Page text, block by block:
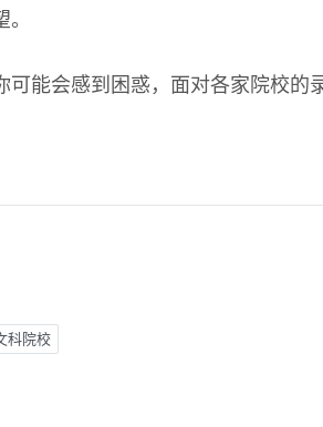
能会感到困惑，面对各家院校的
科院校